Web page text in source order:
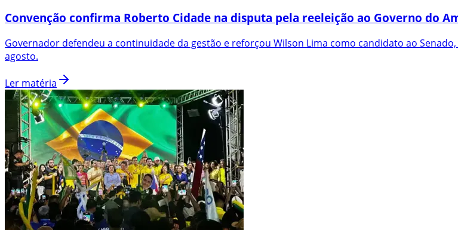
Convenção confirma Roberto Cidade na disputa pela reeleição ao Governo do
Governador defendeu a continuidade da gestão e reforçou Wilson Lima como candidato ao
agosto.
Ler matéria